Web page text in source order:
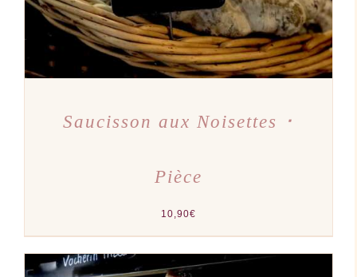
Saucisson aux Noisettes ･
Pièce
10,90€